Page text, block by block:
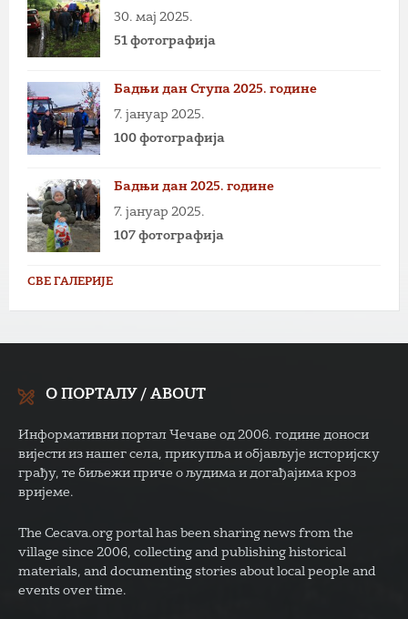
30. мај 2025.
51 фотографија
Бадњи дан Ступа 2025. године
7. јануар 2025.
100 фотографија
Бадњи дан 2025. године
7. јануар 2025.
107 фотографија
СВЕ ГАЛЕРИЈЕ
О ПОРТАЛУ / ABOUT
Информативни портал Чечаве од 2006. године доноси
вијести из нашег села, прикупља и објављује историјску
грађу, те биљежи приче о људима и догађајима кроз
вријеме.
The Cecava.org portal has been sharing news from the
village since 2006, collecting and publishing historical
materials, and documenting stories about local people and
events over time.